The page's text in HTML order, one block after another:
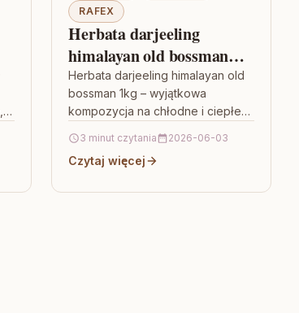
RAFEX
Herbata darjeeling
himalayan old bossman
1kg
Herbata darjeeling himalayan old
bossman 1kg – wyjątkowa
kompozycja na chłodne i ciepłe
charakterem i szukasz czegoś
więcej niż…
3 minut czytania 2026-06-03
Czytaj więcej